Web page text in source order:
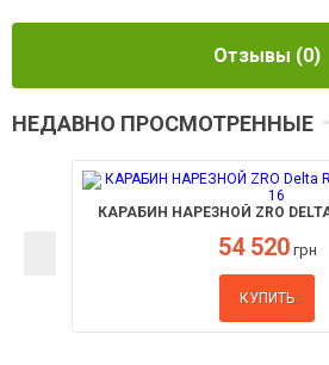
Отзывы (0)
НЕДАВНО ПРОСМОТРЕННЫЕ
КАРАБИН НАРЕЗНОЙ ZRO DELTA
МАГАЗИНА И ГАЗБЛОК
54 520 грн
КУПИТЬ